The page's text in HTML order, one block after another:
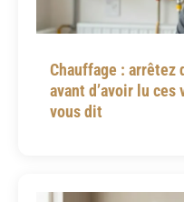
Chauffage : arrêtez
avant d’avoir lu
vous dit